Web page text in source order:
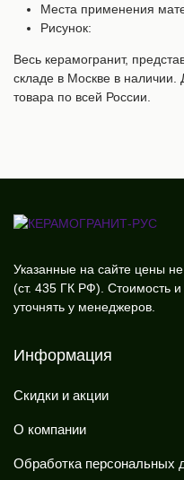
Места применения
Рисунок:
Весь керамогранит,
складе в Москве в наличии.
товара по всей России.
Указанные на сайте цены
(ст. 435 ГК РФ). Стоимость
уточнять у менеджеров.
Информация
Скидки и акции
О компании
Обработка персональных